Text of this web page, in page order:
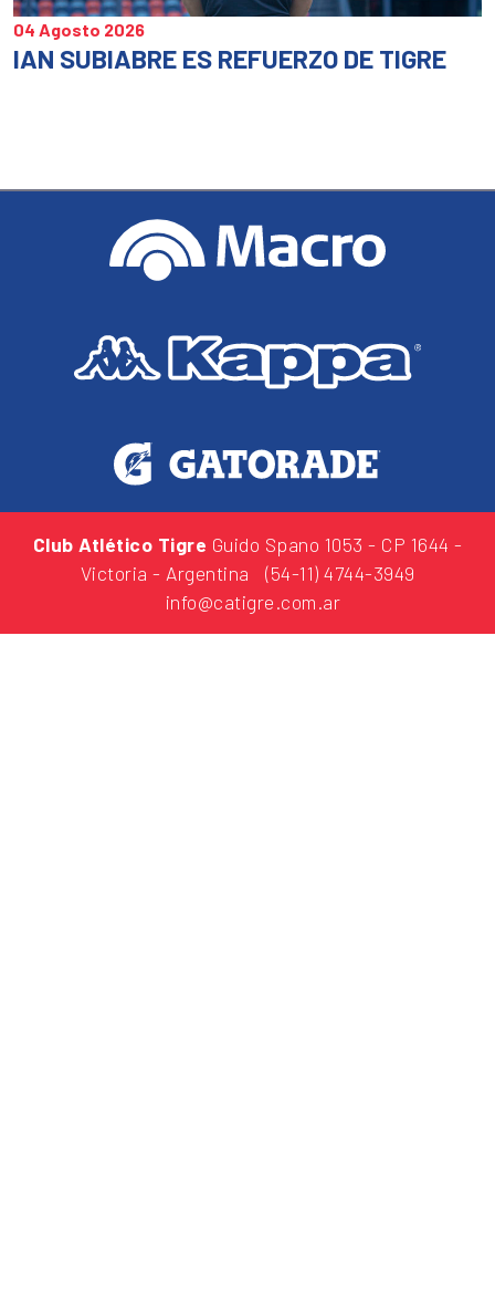
04 Agosto 2026
IAN SUBIABRE ES REFUERZO DE TIGRE
Club Atlético Tigre Guido Spano 1053 - CP 1644 -
Victoria - Argentina
(54-11) 4744-3949
info@catigre.com.ar